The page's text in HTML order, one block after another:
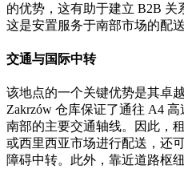
的优势，这有助于建立 B2B 关
这是安置服务于南部市场的配
交通与国际中转
该地点的一个关键优势是其卓
Zakrzów 仓库保证了通往 A4
南部的主要交通轴线。因此，
或西里西亚市场进行配送，还
障碍中转。此外，靠近道路枢